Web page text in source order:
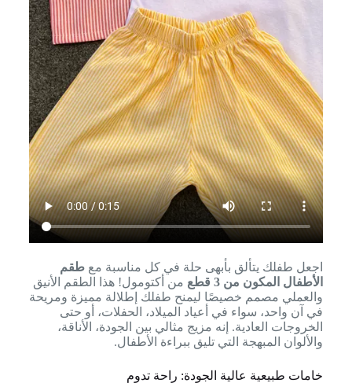
اجعل طفلك يتألق بأبهى حلة في كل مناسبة مع طقم
الأطفال المكون من 3 قطع
من أكتومول! هذا الطقم الأنيق
والعملي مصمم خصيصًا ليمنح طفلك إطلالة مميزة ومريحة
في آن واحد، سواء في أعياد الميلاد، الحفلات، أو حتى
الخروجات العادية. إنه مزيج مثالي بين الجودة، الأناقة،
والألوان المبهجة التي تليق ببراءة الأطفال.
خامات طبيعية عالية الجودة: راحة تدوم